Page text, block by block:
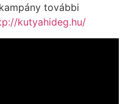
további
kutyahideg.hu/